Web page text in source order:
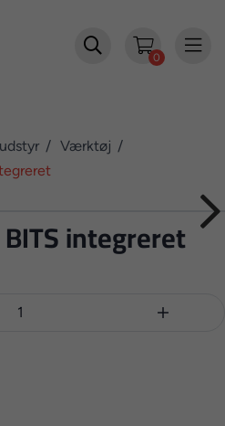

0

Værktøj
integreret
